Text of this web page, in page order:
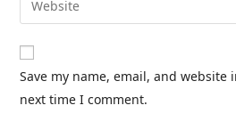
Save my name, email, and
next time I comment.